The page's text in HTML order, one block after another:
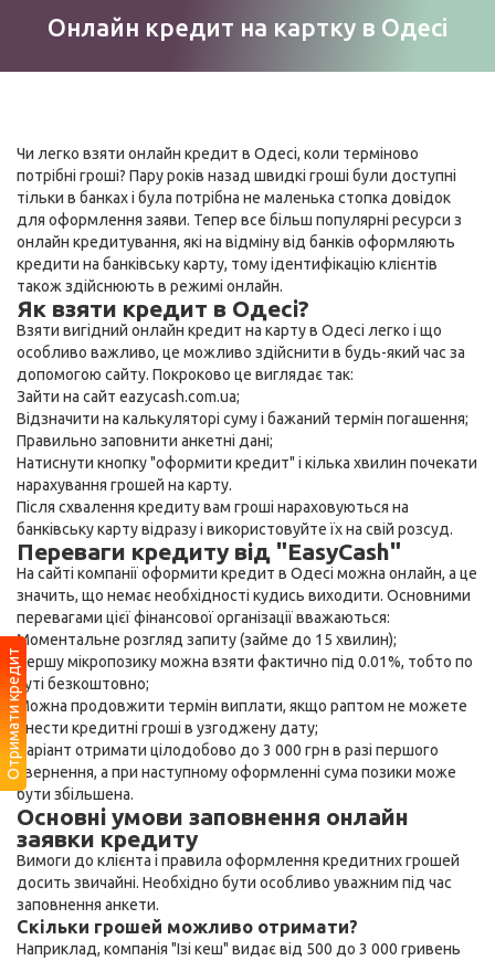
Онлайн кредит на картку в Одесі
Чи легко взяти онлайн кредит в Одесі, коли терміново
потрібні гроші? Пару років назад швидкі гроші були доступні
тільки в банках і була потрібна не маленька стопка довідок
для оформлення заяви. Тепер все більш популярні ресурси з
онлайн кредитування, які на відміну від банків оформляють
кредити на банківську карту, тому ідентифікацію клієнтів
також здійснюють в режимі онлайн.
Як взяти кредит в Одесі?
Взяти вигідний онлайн кредит на карту в Одесі легко і що
особливо важливо, це можливо здійснити в будь-який час за
допомогою сайту. Покроково це виглядає так:
Зайти на сайт eazycash.com.ua;
Відзначити на калькуляторі суму і бажаний термін погашення;
Правильно заповнити анкетні дані;
Натиснути кнопку "оформити кредит" і кілька хвилин почекати
нарахування грошей на карту.
Після схвалення кредиту вам гроші нараховуються на
банківську карту відразу і використовуйте їх на свій розсуд.
Переваги кредиту від "EasyCash"
На сайті компанії оформити кредит в Одесі можна онлайн, а це
значить, що немає необхідності кудись виходити. Основними
перевагами цієї фінансової організації вважаються:
Моментальне розгляд запиту (займе до 15 хвилин);
Першу мікропозику можна взяти фактично під 0.01%, тобто по
суті безкоштовно;
Можна продовжити термін виплати, якщо раптом не можете
внести кредитні гроші в узгоджену дату;
Варіант отримати цілодобово до 3 000 грн в разі першого
звернення, а при наступному оформленні сума позики може
бути збільшена.
Основні умови заповнення онлайн
заявки кредиту
Вимоги до клієнта і правила оформлення кредитних грошей
досить звичайні. Необхідно бути особливо уважним під час
заповнення анкети.
Скільки грошей можливо отримати?
Наприклад, компанія "Ізі кеш" видає від 500 до 3 000 гривень
Отримати кредит